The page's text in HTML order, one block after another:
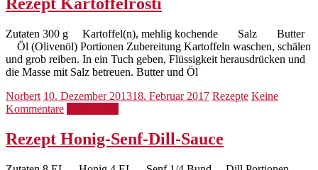
Rezept Kartoffelrösti
Zutaten 300 g Kartoffel(n), mehlig kochende Salz Butter
Öl (Olivenöl) Portionen Zubereitung Kartoffeln waschen, schälen
und grob reiben. In ein Tuch geben, Flüssigkeit herausdrücken und
die Masse mit Salz betreuen. Butter und Öl
Norbert 10. Dezember 201318. Februar 2017 Rezepte Keine
Kommentare
Rezept Honig-Senf-Dill-Sauce